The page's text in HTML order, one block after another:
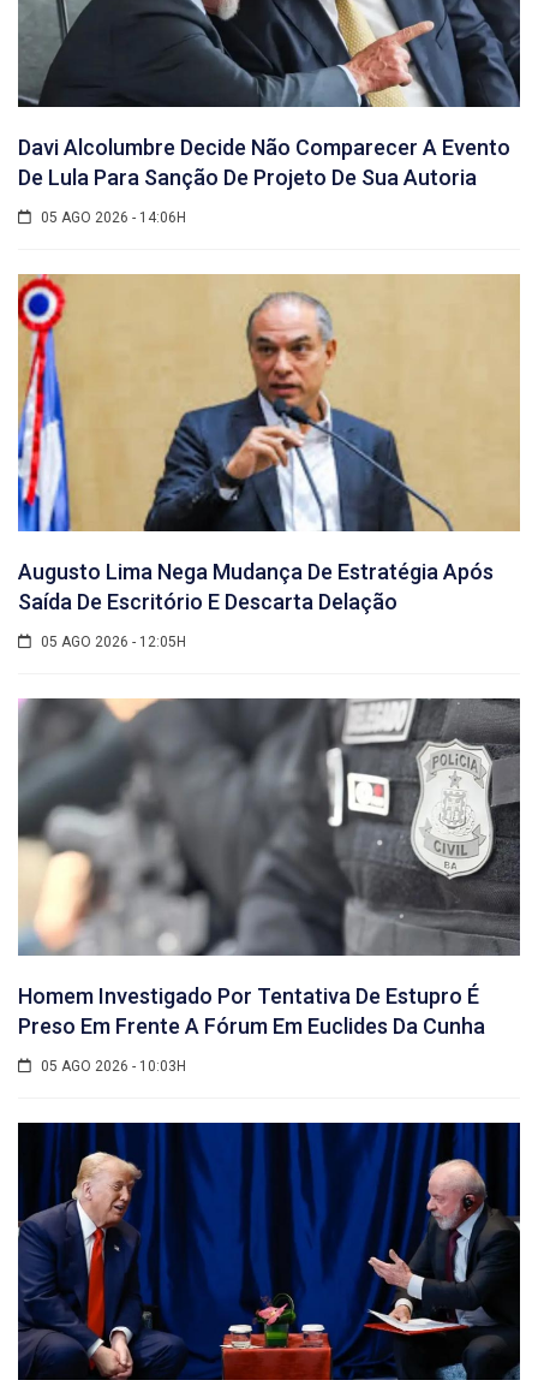
Davi Alcolumbre Decide Não Comparecer A Evento
De Lula Para Sanção De Projeto De Sua Autoria
05 AGO 2026 - 14:06H
Augusto Lima Nega Mudança De Estratégia Após
Saída De Escritório E Descarta Delação
05 AGO 2026 - 12:05H
Homem Investigado Por Tentativa De Estupro É
Preso Em Frente A Fórum Em Euclides Da Cunha
05 AGO 2026 - 10:03H